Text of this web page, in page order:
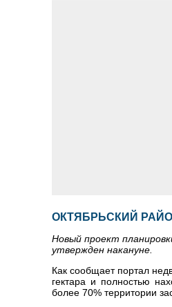
ОКТЯБРЬСКИЙ
Новый проект
утвержден накануне.
Как сообщает портал
гектара и полностью
более 70% территории